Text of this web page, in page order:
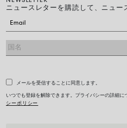
ニュースレターを購読して、ニュー
メールを受信することに同意します。
いつでも登録を解除できます。プライバシーの詳細に
シーポリシー